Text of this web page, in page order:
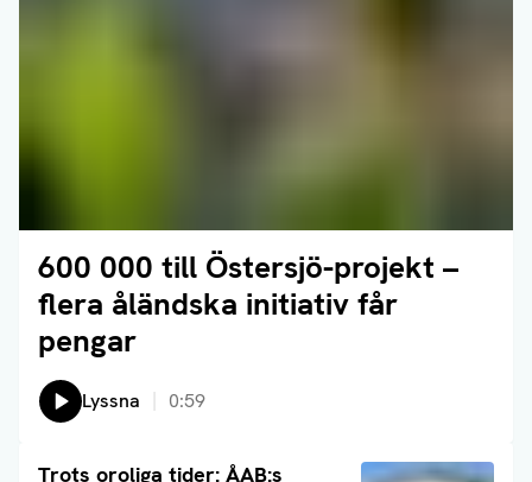
600 000 till Östersjö-projekt –
flera åländska initiativ får
pengar
Läs artikel
Lyssna 0:59
Trots oroliga tider: ÅAB:s
Läs artikel